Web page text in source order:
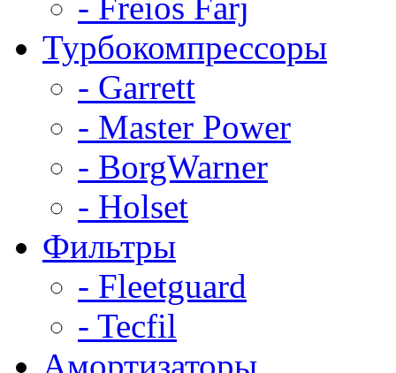
Турбокомпрессоры
- Garrett
- Master Power
- BorgWarner
- Holset
Фильтры
- Fleetguard
- Tecfil
Амортизаторы